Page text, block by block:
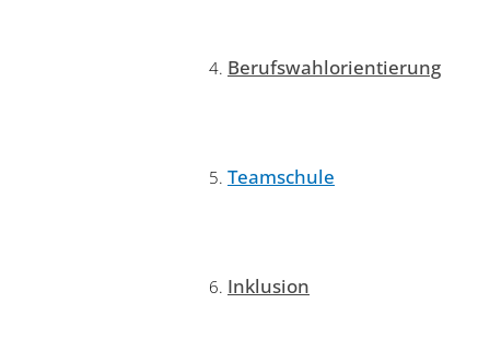
Berufswahlorientierung
Teamschule
Inklusion